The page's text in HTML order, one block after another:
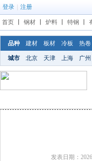
登录 注册
首页 钢材 炉料 特钢
品种 建材 板材 冷板 热卷
城市 北京 天津 上海 广州
发表日期：